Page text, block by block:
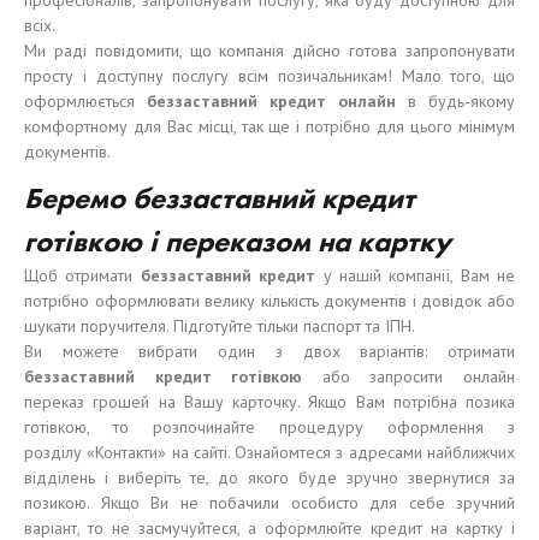
всіх.
Ми раді повідомити, що компанія дійсно готова запропонувати
просту і доступну послугу всім позичальникам! Мало того, що
оформлюється беззаставний кредит онлайн в будь-якому
комфортному для Вас місці, так ще і потрібно для цього мінімум
документів.
Беремо беззаставний кредит
готівкою і переказом на картку
Щоб отримати беззаставний кредит у нашій компанії, Вам не
потрібно оформлювати велику кількість документів і довідок або
шукати поручителя. Підготуйте тільки паспорт та ІПН.
Ви можете вибрати один з двох варіантів: отримати
беззаставний кредит готівкою або запросити онлайн
переказ грошей на Вашу карточку. Якщо Вам потрібна позика
готівкою, то розпочинайте процедуру оформлення з
розділу «Контакти» на сайті. Ознайомтеся з адресами найближчих
відділень і виберіть те, до якого буде зручно звернутися за
позикою. Якщо Ви не побачили особисто для себе зручний
варіант, то не засмучуйтеся, а оформлюйте кредит на картку і